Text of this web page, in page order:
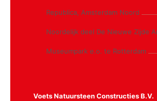
Republica, Amsterdam Noord
Noordelijk deel De Nieuwe Zijde
Museumpark e.o. te Rotterdam
Voets Natuursteen Constructies B.V.